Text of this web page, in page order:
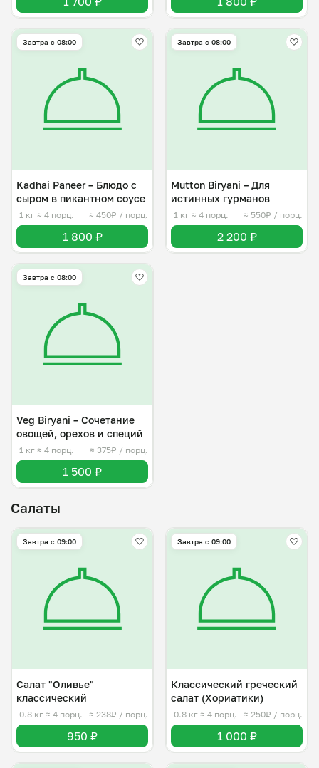
Завтра c 08:00
Kadhai Paneer – Блюдо с
сыром в пикантном соусе
1 кг ≈ 4 порц. ≈ 450₽ / порц.
1 800 ₽
Завтра c 08:00
Mutton Biryani – Для
истинных гурманов
1 кг ≈ 4 порц. ≈ 550₽ / порц.
2 200 ₽
Завтра c 08:00
Veg Biryani – Cочетание
овощей, орехов и специй
1 кг ≈ 4 порц. ≈ 375₽ / порц.
1 500 ₽
Салаты
Завтра c 09:00
Салат "Оливье"
классический
0.8 кг ≈ 4 порц. ≈ 238₽ / порц.
950 ₽
Завтра c 09:00
Классический греческий
салат (Хориатики)
0.8 кг ≈ 4 порц. ≈ 250₽ / порц.
1 000 ₽